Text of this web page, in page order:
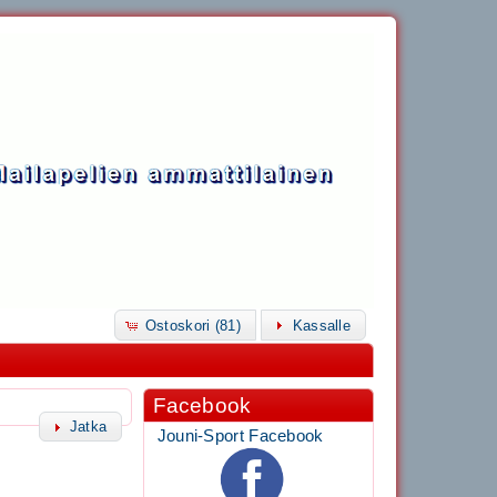
Ostoskori (81) Kassalle
Jatka
Facebook
Jouni-Sport Facebook